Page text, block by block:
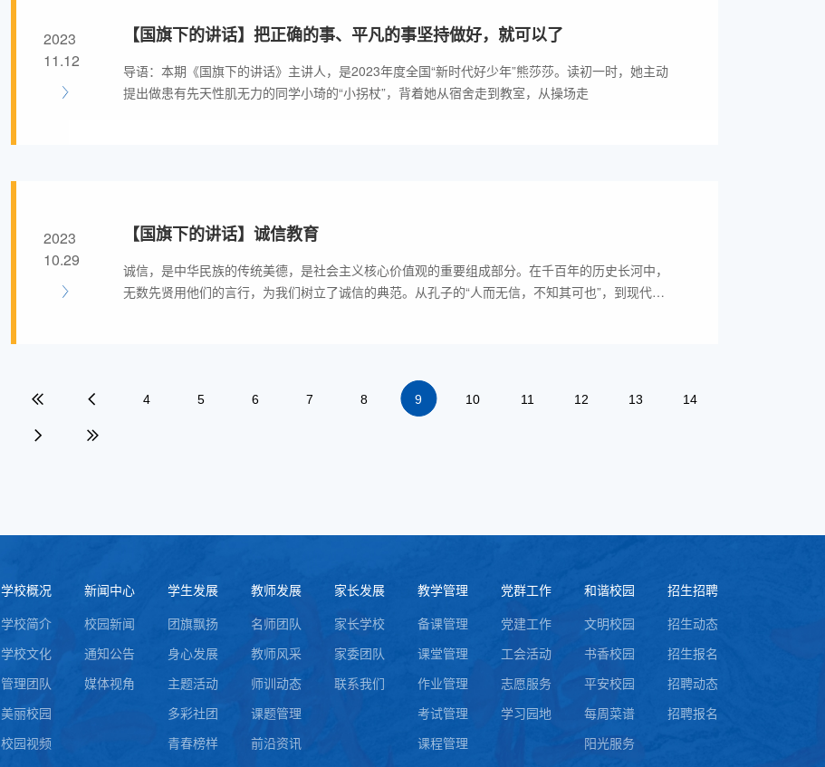
2023
11.12
【国旗下的讲话】把正确的事、平凡的事坚持做好，就可以了
导语：本期《国旗下的讲话》主讲人，是2023年度全国“新时代好少年”熊莎莎。读初一时，她主动
提出做患有先天性肌无力的同学小琦的“小拐杖”，背着她从宿舍走到教室，从操场走
2023
10.29
【国旗下的讲话】诚信教育
诚信，是中华民族的传统美德，是社会主义核心价值观的重要组成部分。在千百年的历史长河中，
无数先贤用他们的言行，为我们树立了诚信的典范。从孔子的“人而无信，不知其可也”，到现代社
4 5 6 7 8 9 10 11 12 13 14
学校概况
学校简介
学校文化
管理团队
美丽校园
校园视频
新闻中心
校园新闻
通知公告
媒体视角
学生发展
团旗飘扬
身心发展
主题活动
多彩社团
青春榜样
教师发展
名师团队
教师风采
师训动态
课题管理
前沿资讯
家长发展
家长学校
家委团队
联系我们
教学管理
备课管理
课堂管理
作业管理
考试管理
课程管理
党群工作
党建工作
工会活动
志愿服务
学习园地
和谐校园
文明校园
书香校园
平安校园
每周菜谱
阳光服务
招生招聘
招生动态
招生报名
招聘动态
招聘报名